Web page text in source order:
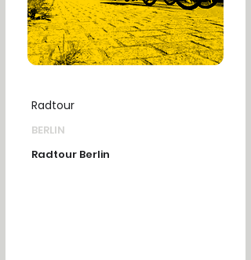
Radtour
BERLIN
Radtour Berlin